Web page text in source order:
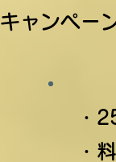
キャンペー
・
・